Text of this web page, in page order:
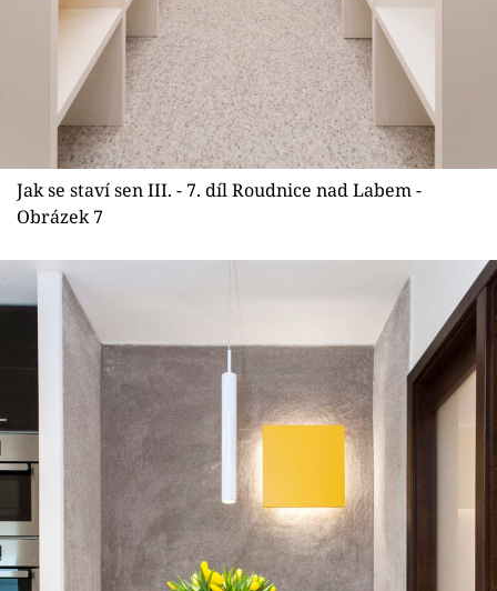
Jak se staví sen III. - 7. díl Roudnice nad Labem -
Obrázek 7